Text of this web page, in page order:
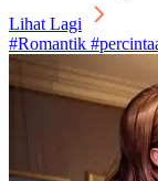
Lihat Lagi
#Romantik